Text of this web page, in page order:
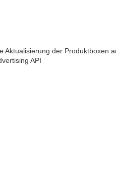
Aktualisierung der Produktboxen
API